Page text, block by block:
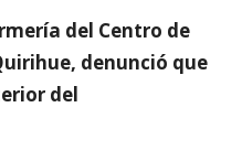
del Centro de
denunció que
del